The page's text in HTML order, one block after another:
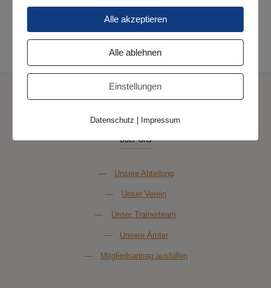
Punktspiel
Elsflehter TB I – 1. Herren Heidmühler FC III – 6. Herren
Über Uns
— Unsere Abteilung
— Unser Verein
— Unser Trainerteam
— Unsere Ämter
— Mitgliedsantrag ausfüllen
Alle akzeptieren
Alle ablehnen
Einstellungen
Datenschutz Impressum